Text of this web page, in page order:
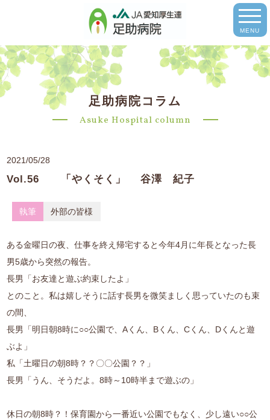
MENU
足助病院コラム
Asuke Hospital column
2021/05/28
Vol.56 「やくそく」 谷澤 紀子
執筆 外部の皆様
ある金曜日の夜、仕事を終え帰宅すると今年4月に年長となった長
男5歳から突然の報告。
長男「お友達と遊ぶ約束したよ」
とのこと。私は嬉しそうに話す長男を微笑ましく思っていたのも束
の間、
長男「明日朝8時に○○公園で、Aくん、Bくん、Cくん、Dくんと遊
ぶよ」
私「土曜日の朝8時？？〇〇公園？？」
長男「うん、そうだよ。8時～10時半まで遊ぶの」
休日の朝8時？！保育園から一番近い公園でもなく、少し遠い○○公